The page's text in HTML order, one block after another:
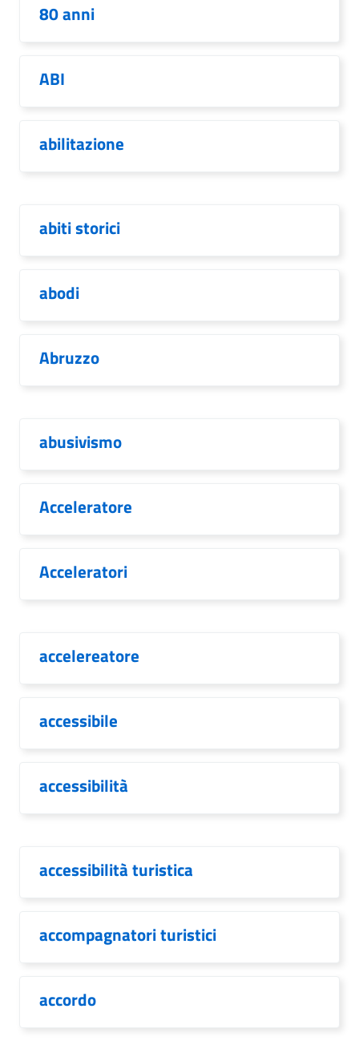
80 anni
ABI
abilitazione
abiti storici
abodi
Abruzzo
abusivismo
Acceleratore
Acceleratori
accelereatore
accessibile
accessibilità
accessibilità turistica
accompagnatori turistici
accordo